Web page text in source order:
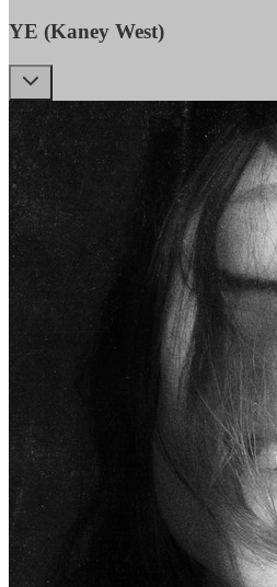
YE (Kaney West)